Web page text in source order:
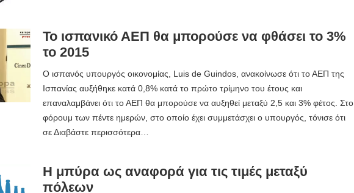
Το ισπανικό ΑΕΠ θα μπορούσε να φθάσει το 3%
το 2015
Ο ισπανός υπουργός οικονομίας, Luis de Guindos, ανακοίνωσε ότι το ΑΕΠ της
Ισπανίας αυξήθηκε κατά 0,8% κατά το πρώτο τρίμηνο του έτους και
επαναλαμβάνει ότι το ΑΕΠ θα μπορούσε να αυξηθεί μεταξύ 2,5 και 3% φέτος. Στο
φόρουμ των πέντε ημερών, στο οποίο έχει συμμετάσχει ο υπουργός, τόνισε ότι
σε Διαβάστε περισσότερα…
Η μπύρα ως αναφορά για τις τιμές μεταξύ
πόλεων